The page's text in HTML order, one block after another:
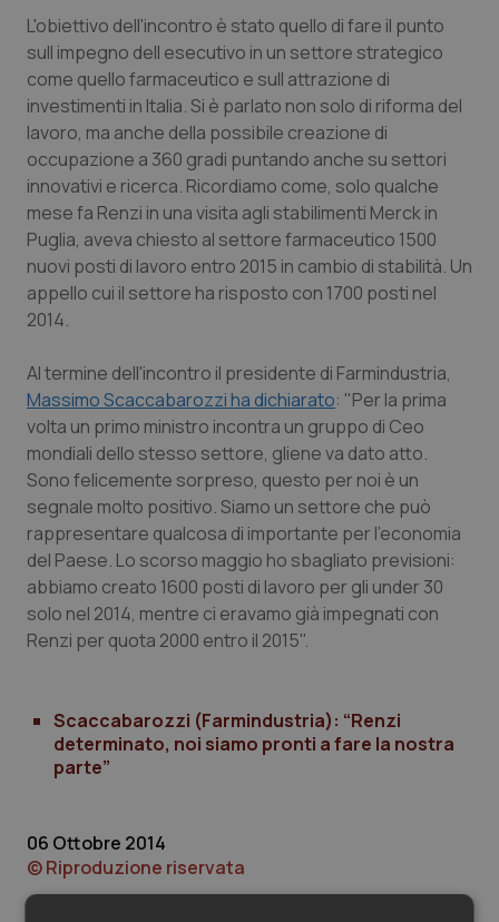
Provincia Autonoma di Bolzano
Provincia Autonoma di Trento
Puglia
Sardegna
Sicilia
Toscana
Umbria
Valle D’Aosta
Veneto
Infezioni & Febbre
Ipertensione & Scompenso
Malattie rare
Malattia di Crohn & Rettocolite Ulcerosa
Neuroscienze & patologie neurodegenerative
Obesità
Oftalmologia
Oncodermatologia
Oncoematologia
Oncologia & Nutrizione
Psoriasi & pelle
Quotidiano Cardiologia
Quotidiano Chirurgia
Quotidiano Oncologia
Quotidiano Pediatria
Rene & patologie urogenitali
L'obiettivo dell'incontro è stato quello di fare il punto
sull impegno dell esecutivo in un settore strategico
come quello farmaceutico e sull attrazione di
investimenti in Italia. Si è parlato non solo di riforma del
lavoro, ma anche della possibile creazione di
occupazione a 360 gradi puntando anche su settori
innovativi e ricerca. Ricordiamo come, solo qualche
mese fa Renzi in una visita agli stabilimenti Merck in
Puglia, aveva chiesto al settore farmaceutico 1500
nuovi posti di lavoro entro 2015 in cambio di stabilità. Un
appello cui il settore ha risposto con 1700 posti nel
2014.
Al termine dell'incontro il presidente di Farmindustria,
Massimo Scaccabarozzi ha dichiarato: "Per la prima
volta un primo ministro incontra un gruppo di Ceo
mondiali dello stesso settore, gliene va dato atto.
Sono felicemente sorpreso, questo per noi è un
segnale molto positivo. Siamo un settore che può
rappresentare qualcosa di importante per l'economia
del Paese. Lo scorso maggio ho sbagliato previsioni:
abbiamo creato 1600 posti di lavoro per gli under 30
solo nel 2014, mentre ci eravamo già impegnati con
Renzi per quota 2000 entro il 2015".
Scaccabarozzi (Farmindustria): “Renzi
determinato, noi siamo pronti a fare la nostra
parte”
06 Ottobre 2014
© Riproduzione riservata